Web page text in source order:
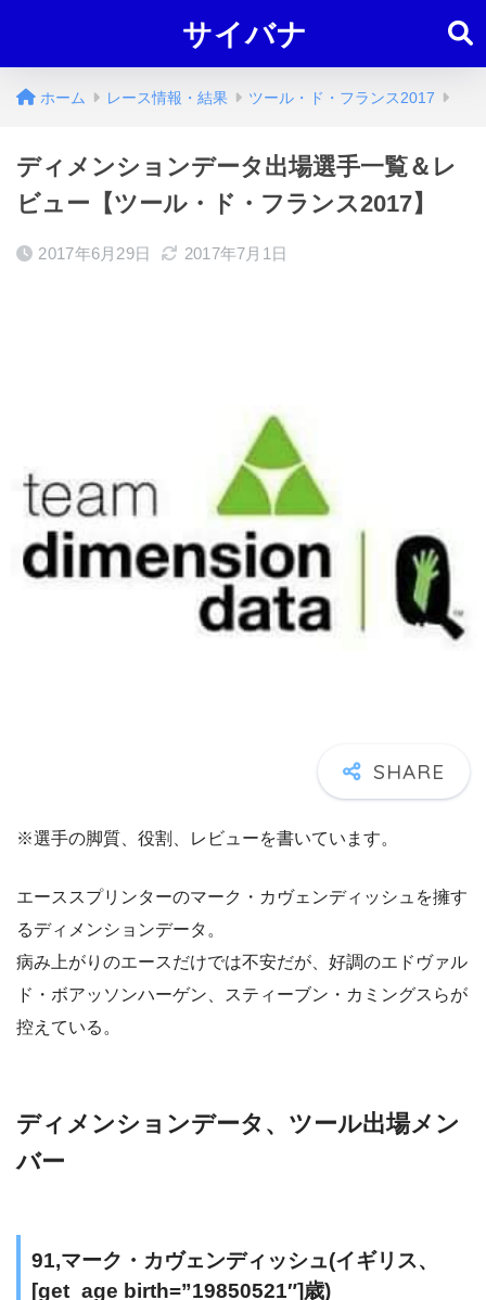
サイバナ
ホーム レース情報・結果 ツール・ド・フランス2017
ディメンションデータ出場選手一覧＆レ
ビュー【ツール・ド・フランス2017】
2017年6月29日 2017年7月1日
※選手の脚質、役割、レビューを書いています。
エーススプリンターのマーク・カヴェンディッシュを擁す
るディメンションデータ。
病み上がりのエースだけでは不安だが、好調のエドヴァル
ド・ボアッソンハーゲン、スティーブン・カミングスらが
控えている。
ディメンションデータ、ツール出場メン
バー
91,マーク・カヴェンディッシュ(イギリス、
[get_age birth=”19850521″]歳)